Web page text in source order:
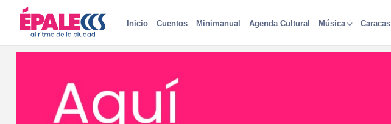
Inicio Cuentos Minimanual Agenda Cultural Música Caracas